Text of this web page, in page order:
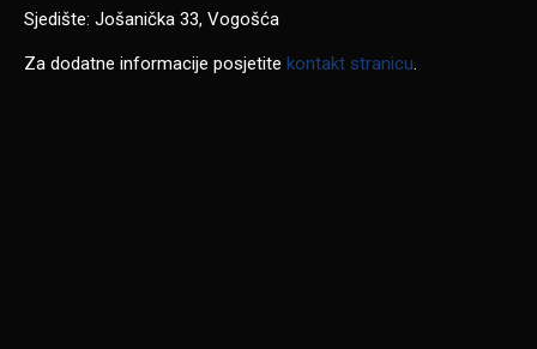
Sjedište: Jošanička 33, Vogošća
Za dodatne informacije posjetite kontakt stranicu